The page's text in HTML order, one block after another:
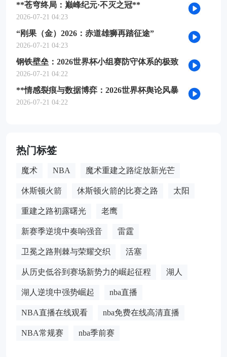
**苍穹终局：巅峰纪元·不灭之冠**
2026-07-21 04:23
“刚果（金）2026：赤道雄狮再踏征途”
2026-07-21 04:23
钢铁壁垒：2026世界杯小组赛防守体系的极致
博弈
2026-07-21 04:22
**情感裂痕与数据博弈：2026世界杯舆论风暴
的多维解构**
2026-07-21 04:22
热门标签
魔术 NBA 魔术重建之路绽放新光芒
休斯顿火箭 休斯顿火箭的比赛之路 太阳
重建之路初露曙光 老鹰
新赛季逆境中奏响强音 雷霆
卫冕之路荆棘与荣耀交织 活塞
从历史低谷到赛场新势力的崛起征程 湖人
湖人逆境中强势崛起 nba直播
NBA直播在线观看 nba免费在线高清直播
NBA常规赛 nba季前赛